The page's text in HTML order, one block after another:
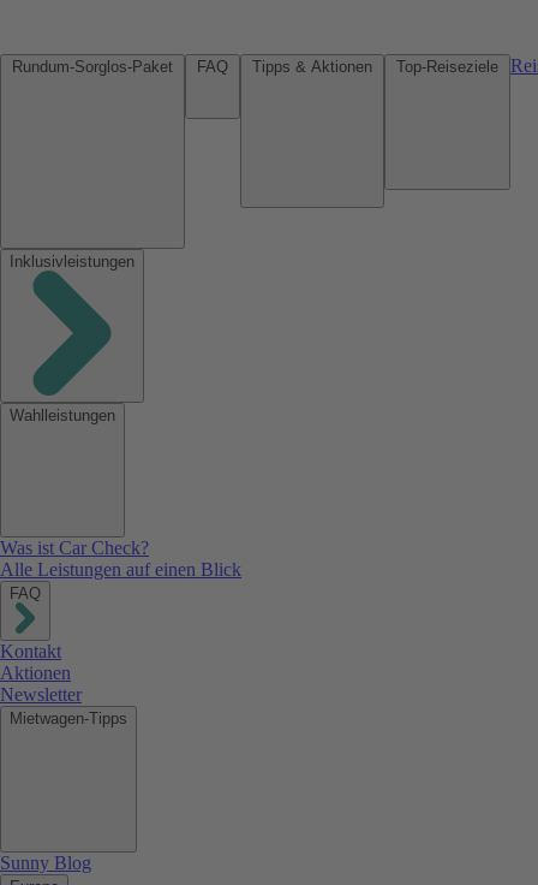
Inklusivleistungen
Wahlleistungen
Was ist Car Check?
Alle Leistungen auf einen Blick
FAQ
Kontakt
Aktionen
Newsletter
Mietwagen-Tipps
Sunny Blog